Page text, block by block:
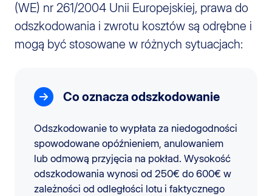
(WE) nr 261/2004 Unii Europejskiej, prawa do
odszkodowania i zwrotu kosztów są odrębne i
mogą być stosowane w różnych sytuacjach:
Co oznacza odszkodowanie
Odszkodowanie to wypłata za niedogodności
spowodowane opóźnieniem, anulowaniem
lub odmową przyjęcia na pokład. Wysokość
odszkodowania wynosi od 250€ do 600€ w
zależności od odległości lotu i faktycznego